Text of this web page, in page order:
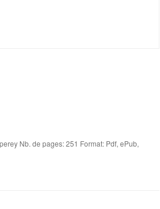
Nb. de pages: 251 Format: Pdf, ePub,